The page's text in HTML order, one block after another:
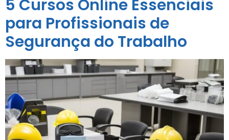
5 Cursos Online Essenciais
para Profissionais de
Segurança do Trabalho